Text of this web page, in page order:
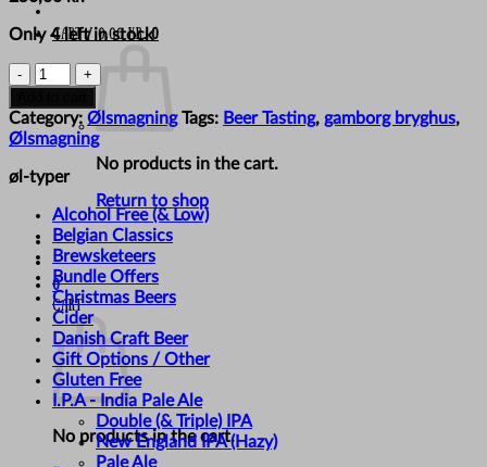
Cart /0,00kr. 0
No products in the cart.
Return to shop
0
Cart
No products in the cart.
Only 4 left in stock
ØLSMAGNING
MED
GAMBORG
BRYGHUS
LØRDAG
D.
26
quantity
Category: Ølsmagning Tags: Beer Tasting, gamborg bryghus,
Ølsmagning
øl-typer
Alcohol Free (& Low)
Belgian Classics
Brewsketeers
Bundle Offers
Christmas Beers
Cider
Danish Craft Beer
Gift Options / Other
Gluten Free
I.P.A - India Pale Ale
Double (& Triple) IPA
New England IPA (Hazy)
Pale Ale